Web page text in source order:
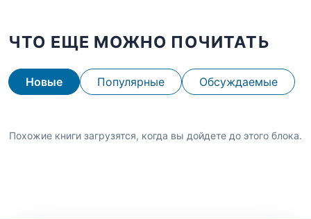
ЧТО ЕЩЕ МОЖНО ПОЧИТАТЬ
Новые Популярные Обсуждаемые
Похожие книги загрузятся, когда вы дойдете до этого блока.